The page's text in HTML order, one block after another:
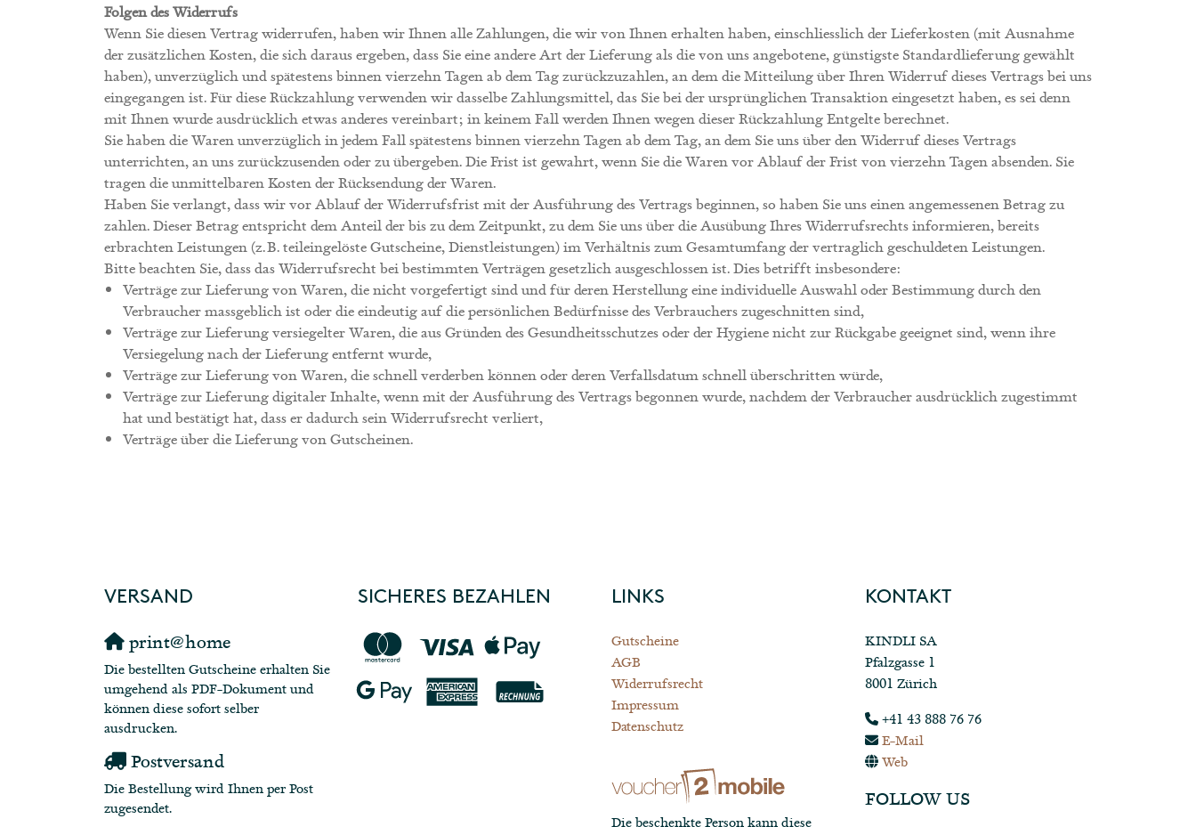
Folgen des Widerrufs
Wenn Sie diesen Vertrag widerrufen, haben wir Ihnen alle Zahlungen, die wir von Ihnen erhalten haben, einschliesslich der Lieferkosten (mit Ausnahme
der zusätzlichen Kosten, die sich daraus ergeben, dass Sie eine andere Art der Lieferung als die von uns angebotene, günstigste Standardlieferung gewählt
haben), unverzüglich und spätestens binnen vierzehn Tagen ab dem Tag zurückzuzahlen, an dem die Mitteilung über Ihren Widerruf dieses Vertrags bei uns
eingegangen ist. Für diese Rückzahlung verwenden wir dasselbe Zahlungsmittel, das Sie bei der ursprünglichen Transaktion eingesetzt haben, es sei denn
mit Ihnen wurde ausdrücklich etwas anderes vereinbart; in keinem Fall werden Ihnen wegen dieser Rückzahlung Entgelte berechnet.
Sie haben die Waren unverzüglich in jedem Fall spätestens binnen vierzehn Tagen ab dem Tag, an dem Sie uns über den Widerruf dieses Vertrags
unterrichten, an uns zurückzusenden oder zu übergeben. Die Frist ist gewahrt, wenn Sie die Waren vor Ablauf der Frist von vierzehn Tagen absenden. Sie
tragen die unmittelbaren Kosten der Rücksendung der Waren.
Haben Sie verlangt, dass wir vor Ablauf der Widerrufsfrist mit der Ausführung des Vertrags beginnen, so haben Sie uns einen angemessenen Betrag zu
zahlen. Dieser Betrag entspricht dem Anteil der bis zu dem Zeitpunkt, zu dem Sie uns über die Ausübung Ihres Widerrufsrechts informieren, bereits
erbrachten Leistungen (z. B. teileingelöste Gutscheine, Dienstleistungen) im Verhältnis zum Gesamtumfang der vertraglich geschuldeten Leistungen.
Bitte beachten Sie, dass das Widerrufsrecht bei bestimmten Verträgen gesetzlich ausgeschlossen ist. Dies betrifft insbesondere:
Verträge zur Lieferung von Waren, die nicht vorgefertigt sind und für deren Herstellung eine individuelle Auswahl oder Bestimmung durch den
Verbraucher massgeblich ist oder die eindeutig auf die persönlichen Bedürfnisse des Verbrauchers zugeschnitten sind,
Verträge zur Lieferung versiegelter Waren, die aus Gründen des Gesundheitsschutzes oder der Hygiene nicht zur Rückgabe geeignet sind, wenn ihre
Versiegelung nach der Lieferung entfernt wurde,
Verträge zur Lieferung von Waren, die schnell verderben können oder deren Verfallsdatum schnell überschritten würde,
Verträge zur Lieferung digitaler Inhalte, wenn mit der Ausführung des Vertrags begonnen wurde, nachdem der Verbraucher ausdrücklich zugestimmt
hat und bestätigt hat, dass er dadurch sein Widerrufsrecht verliert,
Verträge über die Lieferung von Gutscheinen.
VERSAND
print@home
Die bestellten Gutscheine erhalten Sie
umgehend als PDF-Dokument und
können diese sofort selber
ausdrucken.
Postversand
Die Bestellung wird Ihnen per Post
zugesendet.
SICHERES BEZAHLEN LINKS
Gutscheine
AGB
Widerrufsrecht
Impressum
Datenschutz
Die beschenkte Person kann diese
KONTAKT
KINDLI SA
Pfalzgasse 1
8001 Zürich
+41 43 888 76 76
E-Mail
Web
FOLLOW US